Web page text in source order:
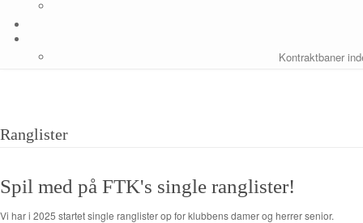
Kontraktbaner
Ranglister
Spil med på FTK's single ranglister!
Vi har i 2025 startet single ranglister op for klubbens damer og herrer senior.